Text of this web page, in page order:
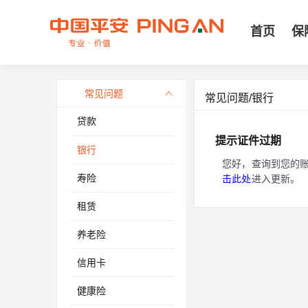
首页 保
常见问题
贷款
银行
寿险
租赁
养老险
信用卡
健康险
常见问题/银行
提示证件过期
您好，查询到您的
击此处进入更新。